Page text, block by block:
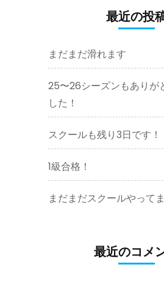
最近の投
まだまだ滑れます
25〜26シーズンもありが
した！
スクールも残り3日です！
1級合格！
まだまだスクールやって
最近のコメ